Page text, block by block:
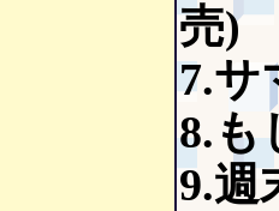
売)
7.サ
8.も
9.週